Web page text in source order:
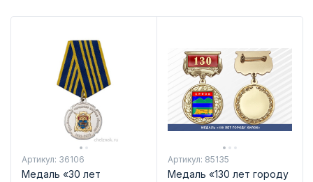
Артикул: 36106
Медаль «30 лет
Артикул: 85135
Медаль «130 лет городу